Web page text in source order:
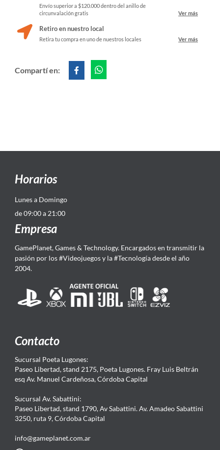
Envío superior a $120.000 dentro del anillo de
circunvalación gratis
Ver más
Retiro en nuestro local
Retira tu compra en uno de nuestros locales Ver más
Compartí en:
Horarios
Lunes a Domingo
de 09:00 a 21:00
Empresa
GamePlanet, Games & Technology. Encargados en transmitir la
pasión por los #Videojuegos y la #Tecnología desde el año
2004.
Contacto
Sucursal Poeta Lugones:
Paseo Libertad, stand 2175, Poeta Lugones. Fray Luis Beltrán
esq Av. Manuel Cardeñosa, Córdoba Capital
Sucursal Av. Sabattini:
Paseo Libertad, stand 1790, Av Sabattini. Av. Amadeo Sabattini
3250, ruta 9, Córdoba Capital
info@gameplanet.com.ar